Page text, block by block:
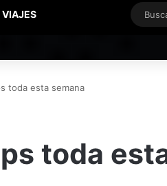
VIAJES
toda esta semana
toda